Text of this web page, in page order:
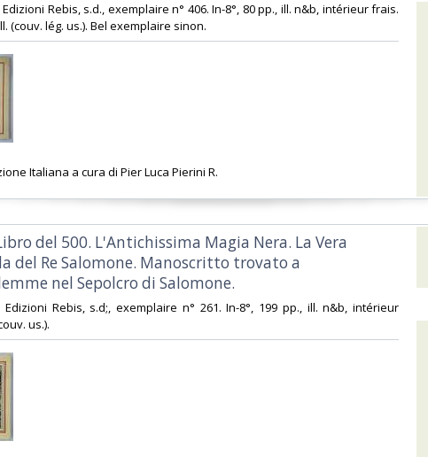
Rebis, s.d., exemplaire n° 406. In-8°, 80 pp., ill. n&b, intérieur frais.
(couv. lég. us.). Bel exemplaire sinon.‎
Italiana a cura di Pier Luca Pierini R.
del 500. L'Antichissima Magia Nera. La Vera
del Re Salomone. Manoscritto trovato a
nel Sepolcro di Salomone.‎
Edizioni Rebis, s.d;, exemplaire n° 261. In-8°, 199 pp., ill. n&b, intérieur
us.).‎